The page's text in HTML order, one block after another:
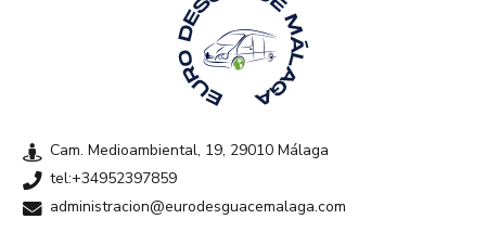
Cam. Medioambiental, 19, 29010 Málaga
tel:+34952397859
administracion@eurodesguacemalaga.com